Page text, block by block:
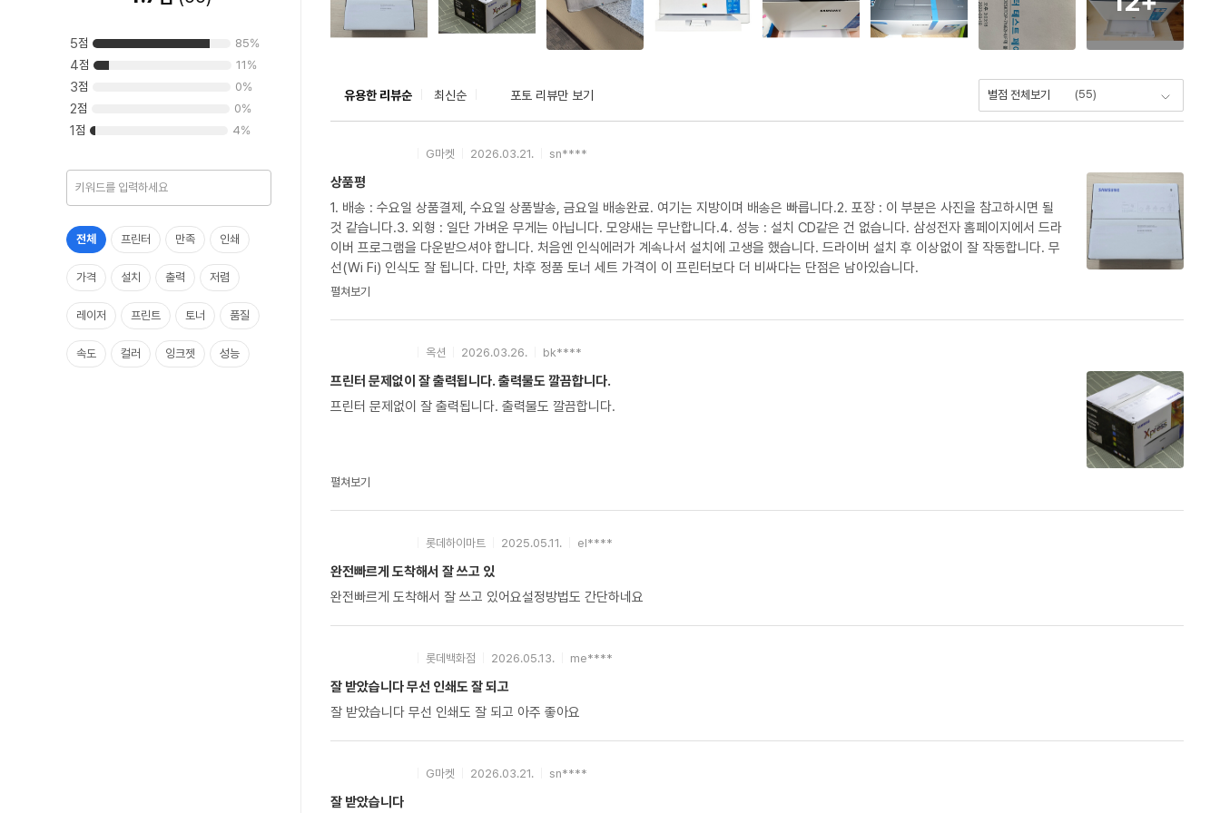
5점 85%
4점 11 %
3점 0%
2점 0%
1점 4%
전체 프린터 만족 인쇄
가격 설치 출력 저렴
레이저 프린트 토너 품질
속도 컬러 잉크젯 성능
유용한 리뷰순 최신순 포토 리뷰만 보기 별점 전체보기 (55)
G마켓 2026.03.21. sn****
상품평
1. 배송 : 수요일 상품결제, 수요일 상품발송, 금요일 배송완료. 여기는 지방이며 배송은 빠릅니다.2. 포장 : 이 부분은 사진을 참고하시면 될
것 같습니다.3. 외형 : 일단 가벼운 무게는 아닙니다. 모양새는 무난합니다.4. 성능 : 설치 CD같은 건 없습니다. 삼성전자 홈페이지에서 드라
이버 프로그램을 다운받으셔야 합니다. 처음엔 인식에러가 계속나서 설치에 고생을 했습니다. 드라이버 설치 후 이상없이 잘 작동합니다. 무
선(Wi Fi) 인식도 잘 됩니다. 다만, 차후 정품 토너 세트 가격이 이 프린터보다 더 비싸다는 단점은 남아있습니다.
펼쳐보기
옥션 2026.03.26. bk****
프린터 문제없이 잘 출력됩니다. 출력물도 깔끔합니다.
프린터 문제없이 잘 출력됩니다. 출력물도 깔끔합니다.
펼쳐보기
롯데하이마트 2025.05.11. el****
완전빠르게 도착해서 잘 쓰고 있
완전빠르게 도착해서 잘 쓰고 있어요설정방법도 간단하네요
롯데백화점 2026.05.13. me****
잘 받았습니다 무선 인쇄도 잘 되고
잘 받았습니다 무선 인쇄도 잘 되고 아주 좋아요
G마켓 2026.03.21. sn****
잘 받았습니다